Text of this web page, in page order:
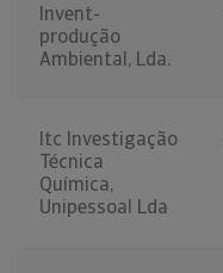
Invent-
produção
Ambiental, Lda.
Itc Investigação
Técnica
Química,
Unipessoal Lda